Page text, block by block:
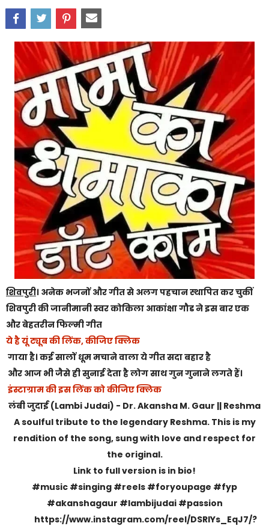
शिवपुरी। अनेक भजनों और गीत से अलग पहचान स्थापित कर चुकीं
शिवपुरी की जानीमानी स्वर कोकिला आकांक्षा गौड ने इस बार एक
और बेहतरीन फिल्मी गीत
ये है यूं ट्यूब की लिंक, कीजिए क्लिक
गाया है। कई सालों धूम मचाने वाला ये गीत सदाबहार है
और आज भी जैसे ही सुनाई देता है लोग साथ गुन गुनाने लगते हैं।
इंस्टाग्राम की इस लिंक को कीजिए क्लिक
लंबी जुदाई (Lambi Judai) - Dr. Akansha M. Gaur || Reshma
A soulful tribute to the legendary Reshma. This is my
rendition of the song, sung with love and respect for
the original.
Link to full version is in bio!
#music #singing #reels #foryoupage #fyp
#akanshagaur #lambijudai #passion
https://www.instagram.com/reel/DSRIYs_EqJ7/?